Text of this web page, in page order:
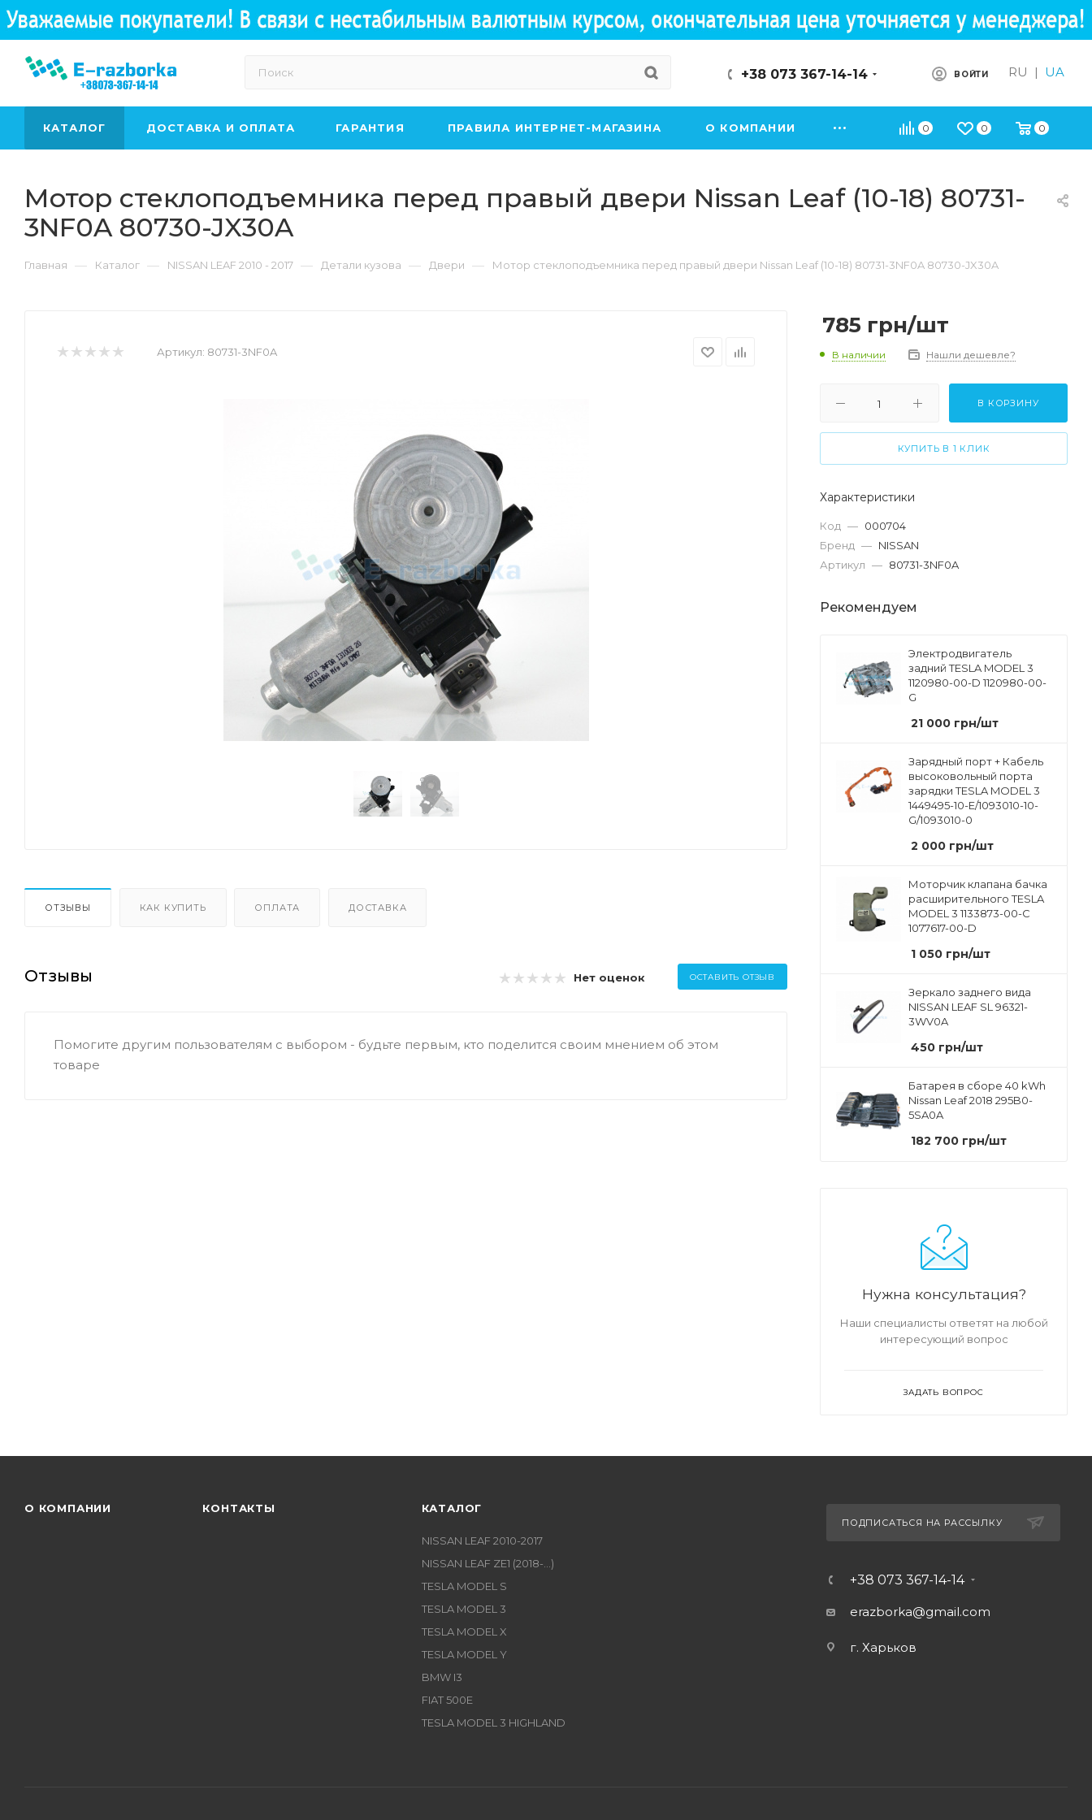
RU | UA
ВОЙТИ
+38 073 367-14-14
0 0 0
КАТАЛОГ ДОСТАВКА И ОПЛАТА ГАРАНТИЯ ПРАВИЛА ИНТЕРНЕТ-МАГАЗИНА О КОМПАНИИ
Мотор стеклоподъемника перед правый двери Nissan Leaf (10-18) 80731-
3NF0A 80730-JX30A
Главная — Каталог — NISSAN LEAF 2010 - 2017 — Детали кузова — Двери — Мотор стеклоподъемника перед правый двери Nissan Leaf (10-18) 80731-3NF0A 80730-JX30A
Артикул: 80731-3NF0A
ОТЗЫВЫ КАК КУПИТЬ ОПЛАТА ДОСТАВКА
Отзывы Нет оценок ОСТАВИТЬ ОТЗЫВ
Помогите другим пользователям с выбором - будьте первым, кто поделится своим мнением об этом
товаре
785 грн/шт
В наличии Нашли дешевле?
В КОРЗИНУ
КУПИТЬ В 1 КЛИК
Характеристики
Код — 000704
Бренд — NISSAN
Артикул — 80731-3NF0A
Рекомендуем
Электродвигатель
задний TESLA MODEL 3
1120980-00-D 1120980-00-
G
21 000 грн/шт
Зарядный порт + Кабель
высоковольный порта
зарядки TESLA MODEL 3
1449495-10-E/1093010-10-
G/1093010-0
2 000 грн/шт
Моторчик клапана бачка
расширительного TESLA
MODEL 3 1133873-00-C
1077617-00-D
1 050 грн/шт
Зеркало заднего вида
NISSAN LEAF SL 96321-
3WV0A
450 грн/шт
Батарея в сборе 40 kWh
Nissan Leaf 2018 295B0-
5SA0A
182 700 грн/шт
Нужна консультация?
Наши специалисты ответят на любой
интересующий вопрос
ЗАДАТЬ ВОПРОС
О КОМПАНИИ КОНТАКТЫ КАТАЛОГ
NISSAN LEAF 2010-2017
NISSAN LEAF ZE1 (2018-...)
TESLA MODEL S
TESLA MODEL 3
TESLA MODEL X
TESLA MODEL Y
BMW I3
FIAT 500E
TESLA MODEL 3 HIGHLAND
ПОДПИСАТЬСЯ НА РАССЫЛКУ
+38 073 367-14-14
erazborka@gmail.com
г. Харьков